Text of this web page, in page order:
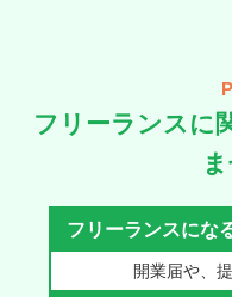
フリーランスに
フリーランスにな
開業届や、